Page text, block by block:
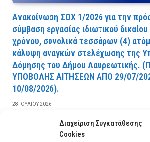
Διαχείριση Συγκατάθεσης
Cookies
Ανακοίνωση ΣΟΧ 1/2026 για την
σύμβαση εργασίας ιδιωτικού
χρόνου, συνολικά τεσσάρων (4)
κάλυψη αναγκών στελέχωσης της
Δόμησης του Δήμου Λαυρεωτικής.
YΠOBOΛHΣ AITHΣEΩN AΠO 29/07/
10/08/2026).
28 ΙΟΥΛΊΟΥ 2026
ΔΙΑΒΆΣΤΕ ΠΕΡΙΣΣΌΤΕΡΑ